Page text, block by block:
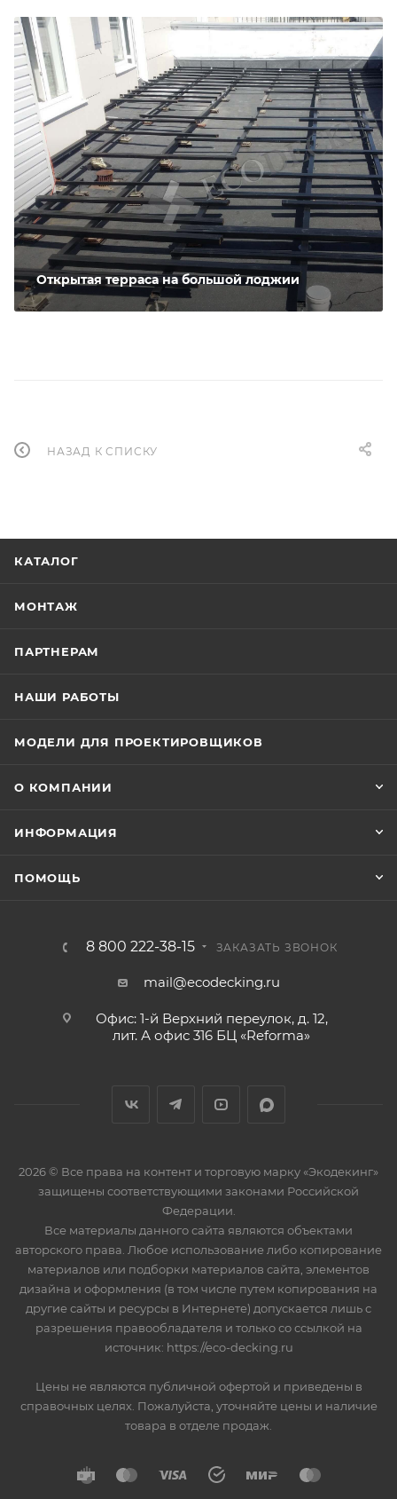
Открытая терраса на большой лоджии
НАЗАД К СПИСКУ
КАТАЛОГ
МОНТАЖ
ПАРТНЕРАМ
НАШИ РАБОТЫ
МОДЕЛИ ДЛЯ ПРОЕКТИРОВЩИКОВ
О КОМПАНИИ
ИНФОРМАЦИЯ
ПОМОЩЬ
8 800 222-38-15 ЗАКАЗАТЬ ЗВОНОК
mail@ecodecking.ru
Офис: 1-й Верхний переулок, д. 12,
лит. А офис 316 БЦ «Reforma»
2026 © Все права на контент и торговую марку «Экодекинг»
защищены соответствующими законами Российской
Федерации.
Все материалы данного сайта являются объектами
авторского права. Любое использование либо копирование
материалов или подборки материалов сайта, элементов
дизайна и оформления (в том числе путем копирования на
другие сайты и ресурсы в Интернете) допускается лишь с
разрешения правообладателя и только со ссылкой на
источник: https://eco-decking.ru
Цены не являются публичной офертой и приведены в
справочных целях. Пожалуйста, уточняйте цены и наличие
товара в отделе продаж.